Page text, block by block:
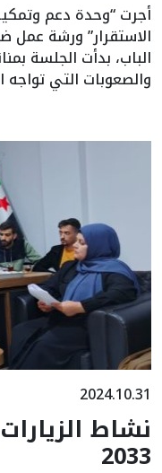
أجرت “وحدة دعم
الباب، بدأت الجلسة
والصعوبات التي
2024.10.31
نشاط
2033